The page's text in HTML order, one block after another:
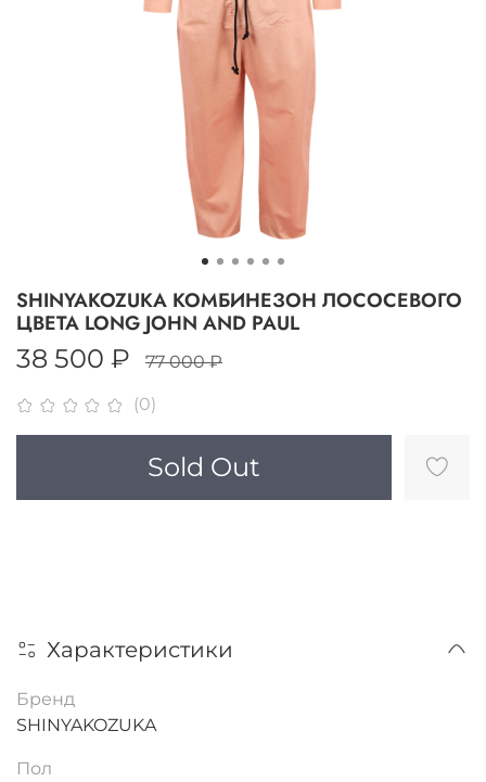
(0)
SHINYAKOZUKA КОМБИНЕЗОН ЛОСОСЕВОГО
ЦВЕТА LONG JOHN AND PAUL
38 500 ₽ 77 000 ₽
Sold Out
Характеристики
Бренд
SHINYAKOZUKA
Пол